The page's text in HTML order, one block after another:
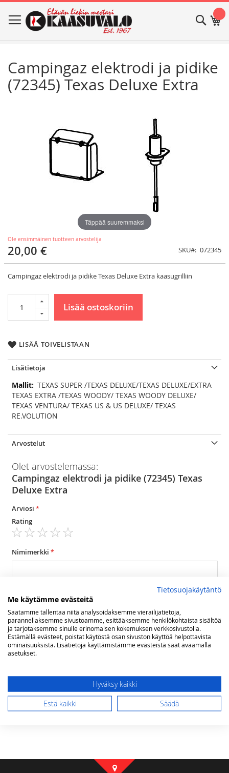
to
Content
Haku
Campingaz elektrodi ja pidike
(72345) Texas Deluxe Extra
Ole ensimmäinen tuotteen arvostelija
20,00 € SKU 072345
Campingaz elektrodi ja pidike Texas Deluxe Extra kaasugrilliin
Lisää ostoskoriin
LISÄÄ TOIVELISTAAN
Täppää suuremmaksi
Lisätietoja
LisätietojaTEXAS SUPER /TEXAS DELUXE/TEXAS DELUXE/EXTRA
TEXAS EXTRA /TEXAS WOODY/ TEXAS WOODY DELUXE/
TEXAS VENTURA/ TEXAS US & US DELUXE/ TEXAS
RE.VOLUTION
Arvostelut
Olet arvostelemassa:
Campingaz elektrodi ja pidike (72345) Texas
Deluxe Extra
Arviosi
Rating
star
stars
stars
stars
stars
Nimimerkki
Arvostelu
Lähetä arvostelu
Tietosuojakäytäntö
Me käytämme evästeitä
Saatamme tallentaa niitä analysoidaksemme vierailijatietoja,
parannellaksemme sivustoamme, esittääksemme henkilökohtaista sisältöä
ja tarjotaksemme sinulle erinomaisen kokemuksen verkkosivustolla.
Estämällä evästeet, poistat käytöstä osan sivuston käyttöä helpottavista
ominaisuuksista. Lisätietoja käyttämistämme evästeistä saat avaamalla
asetukset.
Hyväksy kaikki
Estä kaikki Säädä